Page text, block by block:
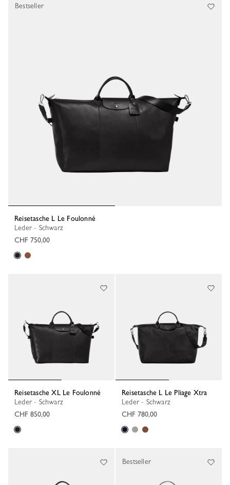
Reisetasche L Le Foulonné
Leder - Schwarz
CHF 750,00
Bestseller
Reisetasche XL Le Foulonné
Leder - Schwarz
CHF 850,00
Reisetasche L Le Pliage Xtra
Leder - Schwarz
CHF 780,00
Bestseller